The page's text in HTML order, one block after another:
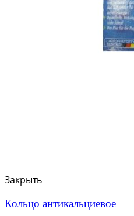
Закрыть
Кольцо антикальциевое